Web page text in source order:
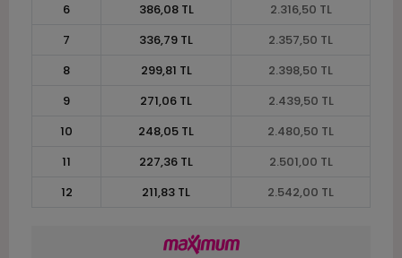
6
386,08 TL
2.316,50 TL
7
336,79 TL
2.357,50 TL
8
299,81 TL
2.398,50 TL
9
271,06 TL
2.439,50 TL
10
248,05 TL
2.480,50 TL
11
227,36 TL
2.501,00 TL
12
211,83 TL 2.542,00 TL